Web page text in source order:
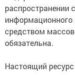
распространении
информационного
средством
обязательна.
Настоящий